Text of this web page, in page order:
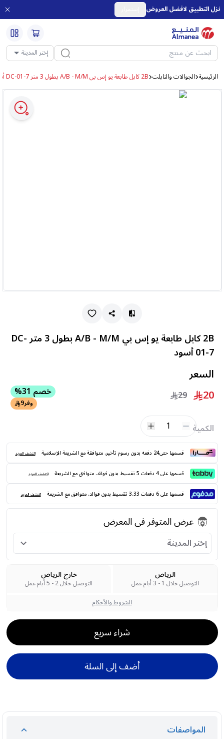
نزل التطبيق لافضل العروض
إختر المدينة
الرئيسية الجوالات والتابلت 2B كابل طابعة يو إس بي A/B - M/M بطول 3 متر DC-01-7 أسود
2B كابل طابعة يو إس بي A/B - M/M بطول 3 متر DC-
01-7 أسود
السعر
20
29 خصم 31%
وفر9
الكمية 1
قسمها حتى24 دفعه بدون رسوم تأخير. متوافقة مع الشريعة الإسلامية اكتشف المزيد
قسمها على 4 دفعات 5 تقسيط بدون فوائد. متوافق مع الشريعة اكتشف المزيد
قسمها على 6 دفعات 3.33 تقسيط بدون فوائد. متوافق مع الشريعة اكتشف المزيد
عرض المتوفر فى المعرض
إختر المدينة
الرياض
التوصيل خلال 1 - 3 أيام عمل
خارج الرياض
التوصيل خلال 2 - 5 أيام عمل
الشروط والأحكام
شراء سريع
أضف إلى السلة
المواصفات